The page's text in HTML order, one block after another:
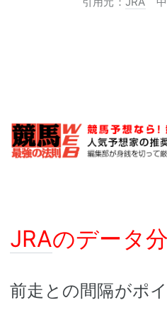
JRAのデータ
前走との間隔がポ